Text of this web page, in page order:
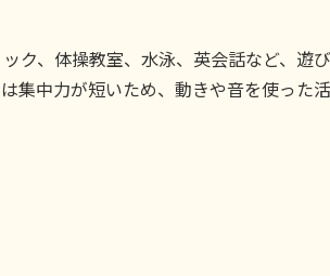
ク、体操教室、水泳、英会話など、遊
集中力が短いため、動きや音を使った